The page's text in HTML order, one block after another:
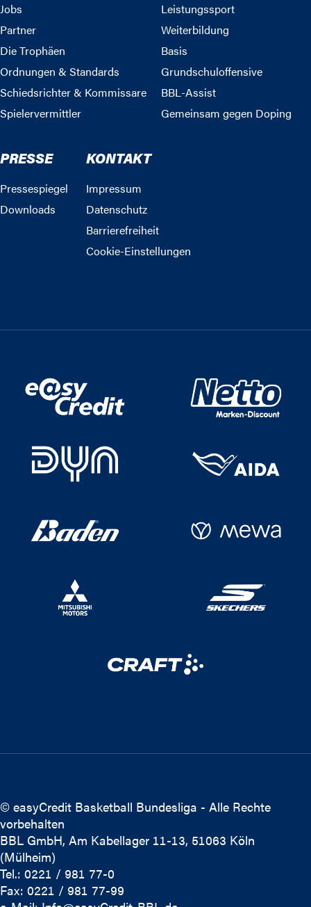
Jobs
Partner
Die Trophäen
Ordnungen & Standards
Schiedsrichter & Kommissare
Spielervermittler
Leistungssport
Weiterbildung
Basis
Grundschuloffensive
BBL-Assist
Gemeinsam gegen Doping
PRESSE
Pressespiegel
Downloads
KONTAKT
Impressum
Datenschutz
Barrierefreiheit
Cookie-Einstellungen
© easyCredit Basketball Bundesliga - Alle Rechte
vorbehalten
BBL GmbH, Am Kabellager 11-13, 51063 Köln
(Mülheim)
Tel.: 0221 / 981 77-0
Fax: 0221 / 981 77-99